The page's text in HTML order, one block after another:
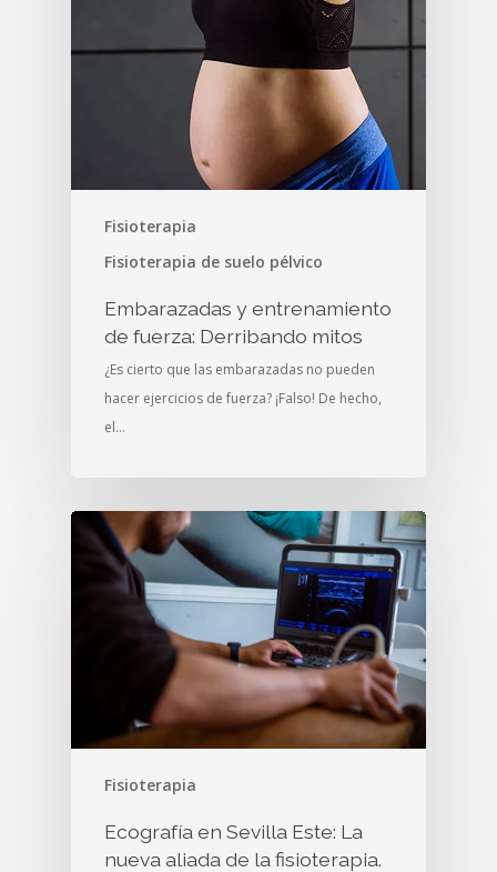
Fisioterapia
Fisioterapia de suelo pélvico
Embarazadas y entrenamiento
de fuerza: Derribando mitos
¿Es cierto que las embarazadas no pueden
hacer ejercicios de fuerza? ¡Falso! De hecho,
el…
Fisioterapia
Ecografía en Sevilla Este: La
nueva aliada de la fisioterapia.